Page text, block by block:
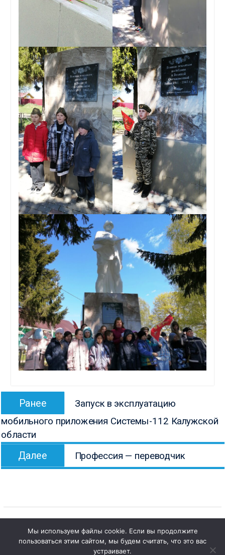
Навигация
записям
Ранее
запись:
Запуск в эксплуатацию
мобильного приложения Системы-112 Калужской
области
Далее Следующая
запись:
Профессия — переводчик
Copyright © Все права защищены.
Мы используем файлы cookie. Если вы продолжите
пользоваться этим сайтом, мы будем считать, что это вас
устраивает.
1
Чат с